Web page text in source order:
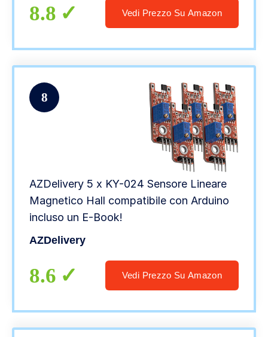
8.8 Vedi Prezzo Su Amazon
8
AZDelivery 5 x KY-024 Sensore Lineare
Magnetico Hall compatibile con Arduino
incluso un E-Book!
AZDelivery
8.6 Vedi Prezzo Su Amazon